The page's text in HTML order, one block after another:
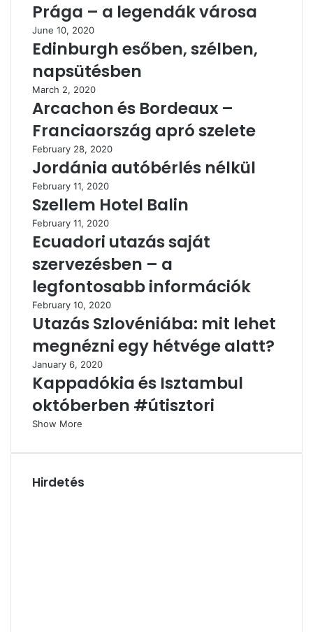
Prága – a legendák városa
June 10, 2020
Edinburgh esőben, szélben,
napsütésben
March 2, 2020
Arcachon és Bordeaux –
Franciaország apró szelete
February 28, 2020
Jordánia autóbérlés nélkül
February 11, 2020
Szellem Hotel Balin
February 11, 2020
Ecuadori utazás saját
szervezésben – a
legfontosabb információk
February 10, 2020
Utazás Szlovéniába: mit lehet
megnézni egy hétvége alatt?
January 6, 2020
Kappadókia és Isztambul
októberben #útisztori
Show More
Hirdetés